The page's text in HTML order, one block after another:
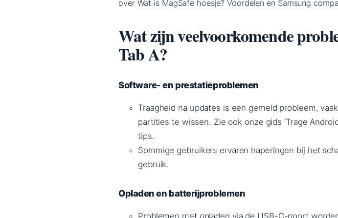
over Wat is MagSafe hoesje? Voordelen en Samsung
Wat zijn veelvoorkomende
Tab A?
Software- en prestatieproblemen
Traagheid na updates is een gemeld probleem,
partities te wissen. Zie ook onze gids ‘Trage
tips.
Sommige gebruikers ervaren haperingen bij het
gebruik.
Opladen en batterijproblemen